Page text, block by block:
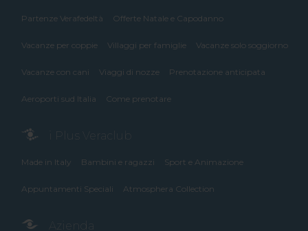
Partenze Verafedeltà Offerte Natale e Capodanno
Vacanze per coppie Villaggi per famiglie Vacanze solo soggiorno
Vacanze con cani Viaggi di nozze Prenotazione anticipata
Aeroporti sud Italia Come prenotare
i Plus Veraclub
Made in Italy Bambini e ragazzi Sport e Animazione
Appuntamenti Speciali Atmosphera Collection
Azienda